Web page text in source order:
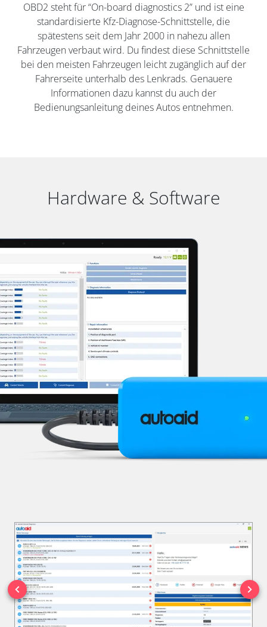
OBD2 steht für “On-board diagnostics 2” und ist eine
standardisierte Kfz-Diagnose-Schnittstelle, die
spätestens seit dem Jahr 2000 in nahezu allen
Fahrzeugen verbaut wird. Du findest diese Schnittstelle
bei den meisten Fahrzeugen leicht zugänglich auf der
Fahrerseite unterhalb des Lenkrads. Genauere
Informationen dazu kannst du auch der
Bedienungsanleitung deines Autos entnehmen.
Hardware & Software